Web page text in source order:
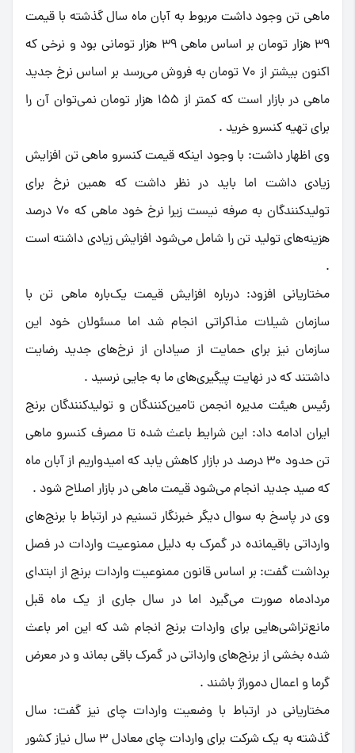
ماهی تن وجود داشت مربوط به آبان ماه سال گذشته با قیمت
39 هزار تومان بر اساس ماهی 39 هزار تومانی بود و نرخی که
اکنون بیشتر از 70 تومان به فروش می‌رسد بر اساس نرخ جدید
ماهی در بازار است که کمتر از 155 هزار تومان نمی‌توان آن را
برای تهیه کنسرو خرید .
وی اظهار داشت: با وجود اینکه قیمت کنسرو ماهی تن افزایش
زیادی داشت اما باید در نظر داشت که همین نرخ برای
تولیدکنندگان به صرفه نیست زیرا نرخ خود ماهی که 70 درصد
هزینه‌های تولید تن را شامل می‌شود افزایش زیادی داشته است
.
مختاریانی افزود: درباره افزایش قیمت یک‌باره ماهی تن با
سازمان شیلات مذاکراتی انجام شد اما مسئولان خود این
سازمان نیز برای حمایت از صیادان از نرخ‌های جدید رضایت
داشتند که در نهایت پیگیری‌های ما به جایی نرسید .
رئیس هیئت مدیره انجمن تامین‌کنندگان و تولیدکنندگان برنج
ایران ادامه داد: این شرایط باعث شده تا مصرف کنسرو ماهی
تن حدود 30 درصد در بازار کاهش یابد که امیدواریم از آبان ماه
که صید جدید انجام می‌شود قیمت ماهی در بازار اصلاح شود .
وی در پاسخ به سوال دیگر خبرنگار تسنیم در ارتباط با برنج‌های
وارداتی باقیمانده در گمرک به دلیل ممنوعیت واردات در فصل
برداشت گفت: بر اساس قانون ممنوعیت واردات برنج از ابتدای
مردادماه صورت می‌گیرد اما در سال جاری از یک ماه قبل
مانع‌تراشی‌هایی برای واردات برنج انجام شد که این امر باعث
شده بخشی از برنج‌های وارداتی در گمرک باقی بماند و در معرض
گرما و اعمال دموراژ باشند .
مختاریانی در ارتباط با وضعیت واردات چای نیز گفت: سال
گذشته به یک شرکت برای واردات چای معادل 3 سال نیاز کشور